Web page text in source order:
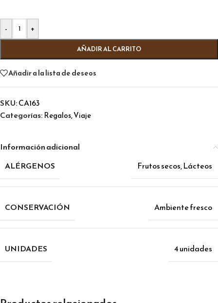
- +
AÑADIR AL CARRITO
Alternative:
Añadir a la lista de deseos
SKU:CA163
Categorías: Regalos,Viaje
Información adicional
ALÉRGENOS
Frutos secos,Lácteos
CONSERVACIÓN Ambiente fresco
UNIDADES 4 unidades